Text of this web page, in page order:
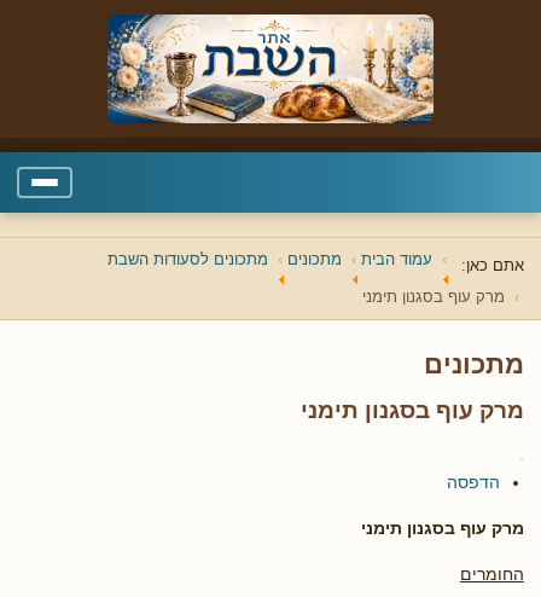
אתם כאן: עמוד הבית מתכונים מתכונים לסעודות השבת
מרק עוף בסגנון תימני
מתכונים
מרק עוף בסגנון תימני
הדפסה
מרק עוף בסגנון תימני
החומרים